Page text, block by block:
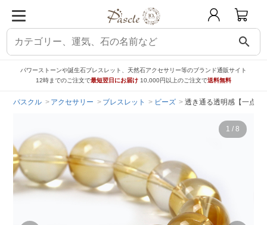
search
パワーストーンや誕生石ブレスレット、天然石アクセサリー等のブランド通販サイト
12時までのご注文で最短翌日にお届け 10,000円以上のご注文で送料無料
パスクル アクセサリー ブレスレット ビーズ 透き通る透明感【一点も
1 / 8